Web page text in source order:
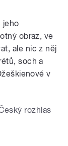
jeho
obraz, ve
ale nic z něj
soch a
v
rozhlas